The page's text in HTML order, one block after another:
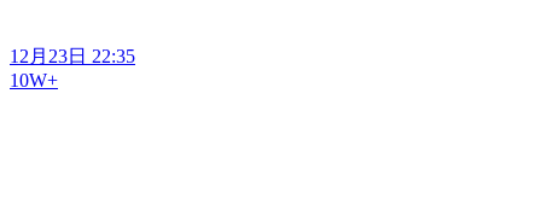
12月23日 22:35
10W+